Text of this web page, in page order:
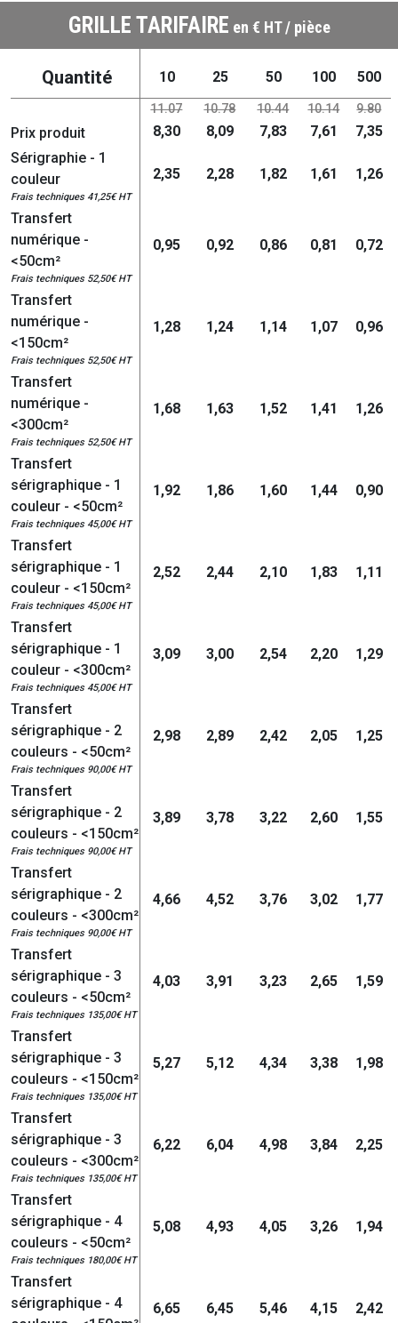
GRILLE TARIFAIRE en € HT / pièce
Quantité 10 25 50 100 500
11.07 10.78 10.44 10.14 9.80
Prix produit 8,30 8,09 7,83 7,61
7,35
Sérigraphie - 1
couleur
Frais techniques 41,25€ HT
2,35 2,28 1,82 1,61 1,26
Transfert
numérique -
<50cm²
Frais techniques 52,50€ HT
0,95 0,92 0,86 0,81 0,72
Transfert
numérique -
<150cm²
Frais techniques 52,50€ HT
1,28 1,24 1,14 1,07 0,96
Transfert
numérique -
<300cm²
Frais techniques 52,50€ HT
1,68 1,63 1,52 1,41 1,26
Transfert
sérigraphique - 1
couleur - <50cm²
Frais techniques 45,00€ HT
1,92 1,86 1,60 1,44 0,90
Transfert
sérigraphique - 1
couleur - <150cm²
Frais techniques 45,00€ HT
2,52 2,44 2,10 1,83 1,11
Transfert
sérigraphique - 1
couleur - <300cm²
Frais techniques 45,00€ HT
3,09 3,00 2,54 2,20 1,29
Transfert
sérigraphique - 2
couleurs - <50cm²
Frais techniques 90,00€ HT
2,98 2,89 2,42 2,05 1,25
Transfert
sérigraphique - 2
couleurs - <150cm²
Frais techniques 90,00€ HT
3,89 3,78 3,22 2,60 1,55
Transfert
sérigraphique - 2
couleurs - <300cm²
Frais techniques 90,00€ HT
4,66 4,52 3,76 3,02 1,77
Transfert
sérigraphique - 3
couleurs - <50cm²
Frais techniques 135,00€ HT
4,03 3,91 3,23 2,65 1,59
Transfert
sérigraphique - 3
couleurs - <150cm²
Frais techniques 135,00€ HT
5,27 5,12 4,34 3,38 1,98
Transfert
sérigraphique - 3
couleurs - <300cm²
Frais techniques 135,00€ HT
6,22 6,04 4,98 3,84 2,25
Transfert
sérigraphique - 4
couleurs - <50cm²
Frais techniques 180,00€ HT
5,08 4,93 4,05 3,26 1,94
Transfert
sérigraphique - 4
6,65 6,45 5,46 4,15 2,42